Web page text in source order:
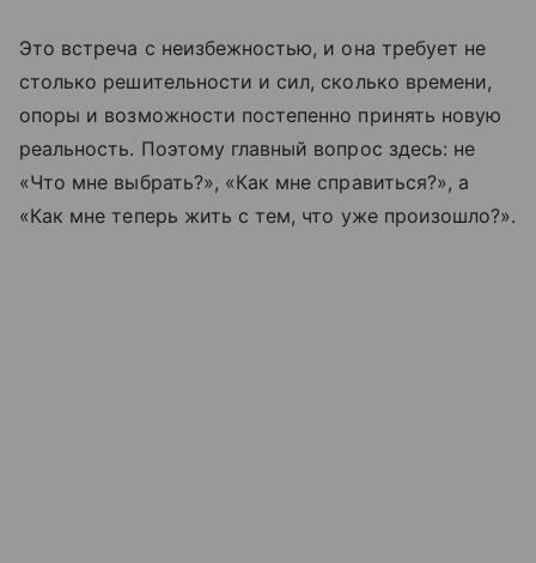
Это встреча с неизбежностью, и она требует не
столько решительности и сил, сколько времени,
опоры и возможности постепенно принять новую
реальность. Поэтому главный вопрос здесь: не
«Что мне выбрать?», «Как мне справиться?», а
«Как мне теперь жить с тем, что уже произошло?».